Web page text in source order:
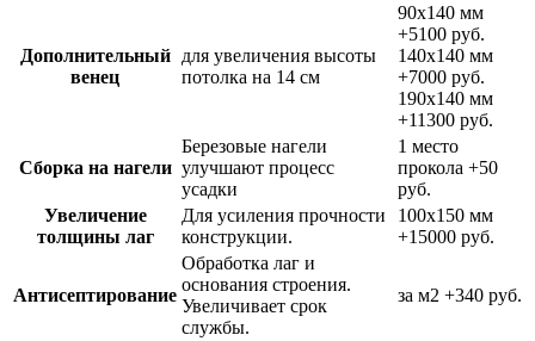
Дополнительный
венец
для увеличения высоты
потолка на 14 см
90х140 мм
+5100 руб.
140х140 мм
+7000 руб.
190х140 мм
+11300 руб.
Сборка на нагели
Березовые нагели
улучшают процесс
усадки
1 место
прокола +50
руб.
Увеличение
толщины лаг
Для усиления прочности
конструкции.
100х150 мм
+15000 руб.
Антисептирование
Обработка лаг и
основания строения.
Увеличивает срок
службы.
за м2 +340 руб.